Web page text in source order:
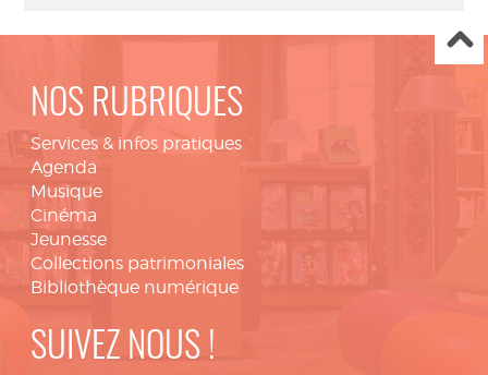
NOS RUBRIQUES
Services & infos pratiques
Agenda
Musique
Cinéma
Jeunesse
Collections patrimoniales
Bibliothèque numérique
SUIVEZ NOUS !